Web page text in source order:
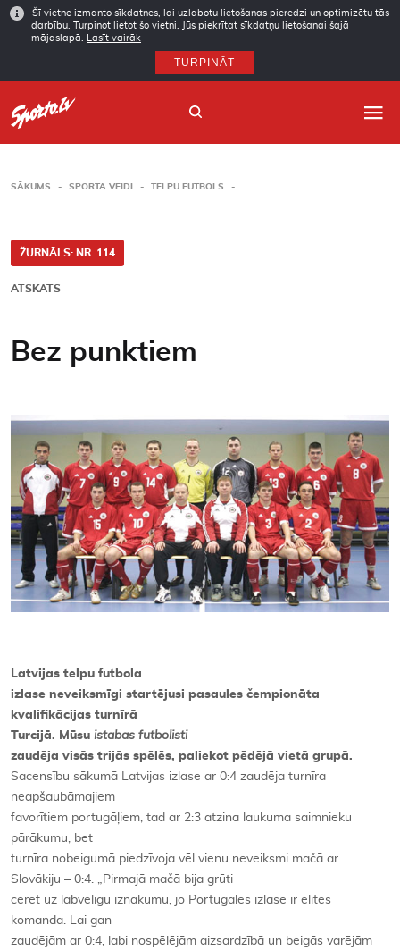
Šī vietne izmanto sīkdatnes, lai uzlabotu lietošanas pieredzi un optimizētu tās
darbību. Turpinot lietot šo vietni, Jūs piekrītat sīkdatņu lietošanai šajā
mājaslapā.
Lasīt vairāk
TURPINĀT
Kontakti
SĀKUMS SPORTA VEIDI TELPU FUTBOLS
ŽURNĀLS: NR. 114
ATSKATS
Bez punktiem
Latvijas telpu futbola
izlase neveiksmīgi startējusi pasaules čempionāta
kvalifikācijas turnīrā
Turcijā. Mūsu istabas futbolisti
zaudēja visās trijās spēlēs, paliekot pēdējā vietā grupā.
Sacensību sākumā Latvijas izlase ar 0:4 zaudēja turnīra
neapšaubāmajiem
favorītiem portugāļiem, tad ar 2:3 atzina laukuma saimnieku
pārākumu, bet
turnīra nobeigumā piedzīvoja vēl vienu neveiksmi mačā ar
Slovākiju – 0:4. „Pirmajā mačā bija grūti
cerēt uz labvēlīgu iznākumu, jo Portugāles izlase ir elites
komanda. Lai gan
zaudējām ar 0:4, labi nospēlējām aizsardzībā un beigās varējām